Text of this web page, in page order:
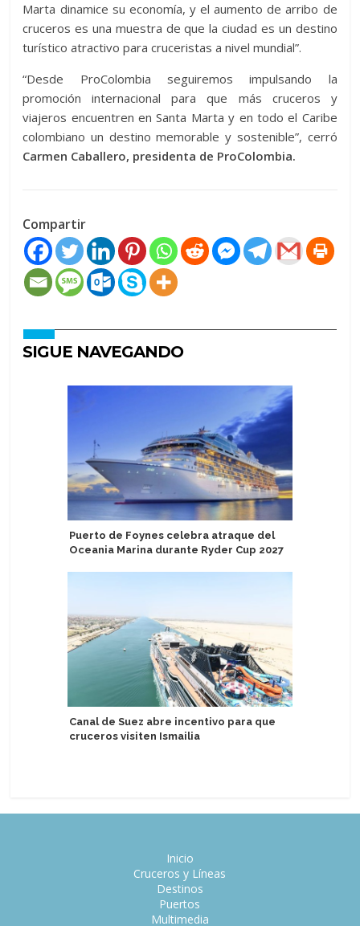
Marta dinamice su economía, y el aumento de arribo de
cruceros es una muestra de que la ciudad es un destino
turístico atractivo para cruceristas a nivel mundial”.
“Desde ProColombia seguiremos impulsando la
promoción internacional para que más cruceros y
viajeros encuentren en Santa Marta y en todo el Caribe
colombiano un destino memorable y sostenible”, cerró
Carmen Caballero, presidenta de ProColombia.
Compartir
SIGUE NAVEGANDO
Puerto de Foynes celebra atraque del
Oceania Marina durante Ryder Cup 2027
Canal de Suez abre incentivo para que
cruceros visiten Ismailia
Inicio
Cruceros y Líneas
Destinos
Puertos
Multimedia